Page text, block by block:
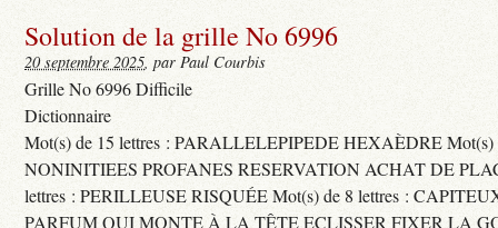
Solution de la grille No 6996
20 septembre 2025, par Paul Courbis
Grille No 6996 Difficile
Dictionnaire
Mot(s) de 15 lettres : PARALLELEPIPEDE HEXAÈDRE Mot(s)
NONINITIEES PROFANES RESERVATION ACHAT DE
lettres : PERILLEUSE RISQUÉE Mot(s) de 8 lettres :
PARFUM QUI MONTE À LA TÊTE ECLISSER FIXER LA